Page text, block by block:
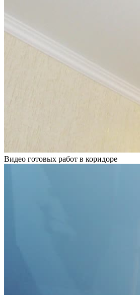
Видео готовых работ в коридоре